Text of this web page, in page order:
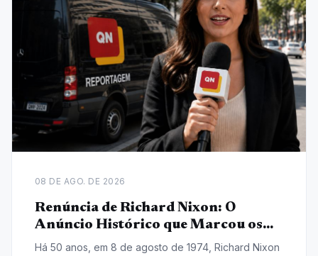
08 DE AGO. DE 2026
Renúncia de Richard Nixon: O
Anúncio Histórico que Marcou os
EUA
Há 50 anos, em 8 de agosto de 1974, Richard Nixon